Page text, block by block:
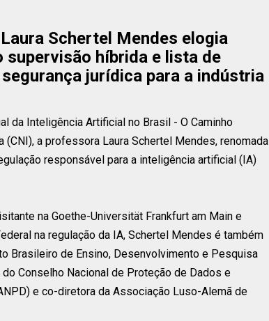
Schertel Mendes elogia
supervisão híbrida e lista de
jurídica para a indústria
da Inteligência Artificial no Brasil - O Caminho
a professora Laura Schertel Mendes, renomada
responsável para a inteligência artificial (IA)
na Goethe-Universität Frankfurt am Main e
na regulação da IA, Schertel Mendes é também
Brasileiro de Ensino, Desenvolvimento e Pesquisa
Conselho Nacional de Proteção de Dados e
e co-diretora da Associação Luso-Alemã de